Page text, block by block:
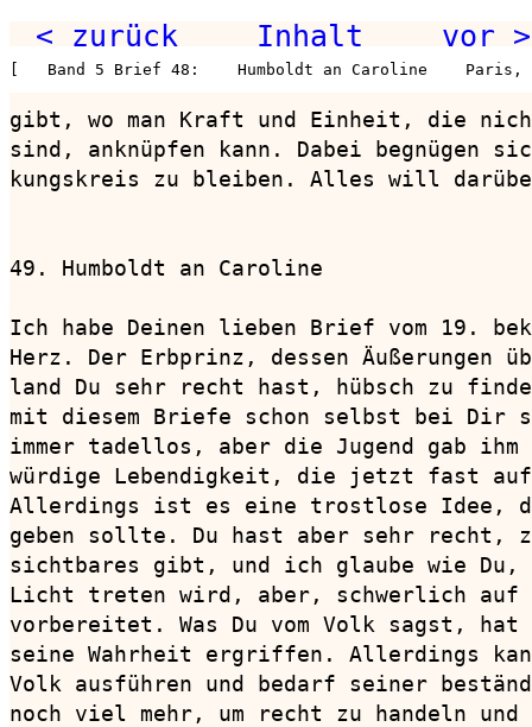
< zurück Inhalt vor >
[   Band 5 Brief 48:    Humboldt an Caroline    Paris,
gibt, wo man Kraft und Einheit, die
sind, anknüpfen kann. Dabei begnügen
kungskreis zu bleiben. Alles will
49. Humboldt an Caroline
Ich habe Deinen lieben Brief vom 19.
Herz. Der Erbprinz, dessen Äußerungen
land Du sehr recht hast, hübsch zu
mit diesem Briefe schon selbst bei Dir
immer tadellos, aber die Jugend gab
würdige Lebendigkeit, die jetzt fast
Allerdings ist es eine trostlose Idee,
geben sollte. Du hast aber sehr recht,
sichtbares gibt, und ich glaube wie Du,
Licht treten wird, aber, schwerlich auf
vorbereitet. Was Du vom Volk sagst, hat
seine Wahrheit ergriffen. Allerdings
Volk ausführen und bedarf seiner
noch viel mehr, um recht zu handeln und